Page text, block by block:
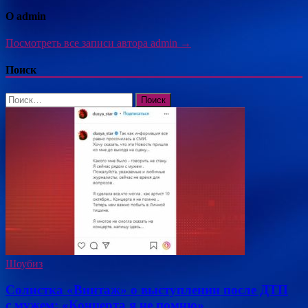
О admin
Посмотреть все записи автора admin →
Поиск
Найти:
Шоубиз
Солистка «Винтаж» о выступлении после ДТП